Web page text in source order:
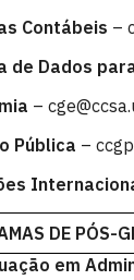
Contábeis –
de Dados
–
Pública –
DE PÓS-
em